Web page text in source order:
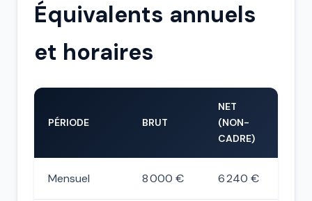
Équivalents annuels
et horaires
PÉRIODE BRUT
NET
(NON-
CADRE)
Mensuel 8 000 € 6 240 €